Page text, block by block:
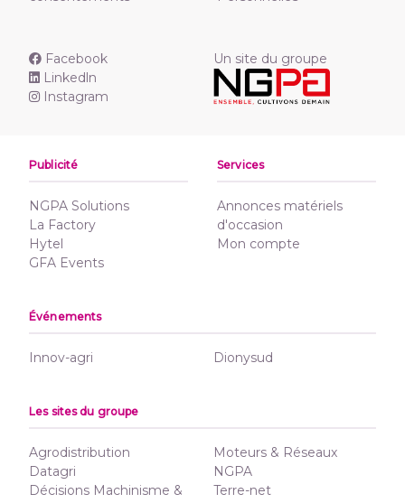
Facebook
Linkedln
Instagram
Un site du groupe
Publicité
NGPA Solutions
La Factory
Hytel
GFA Events
Services
Annonces matériels
d'occasion
Mon compte
Événements
Innov-agri Dionysud
Les sites du groupe
Agrodistribution
Datagri
Décisions Machinisme &
Moteurs & Réseaux
NGPA
Terre-net